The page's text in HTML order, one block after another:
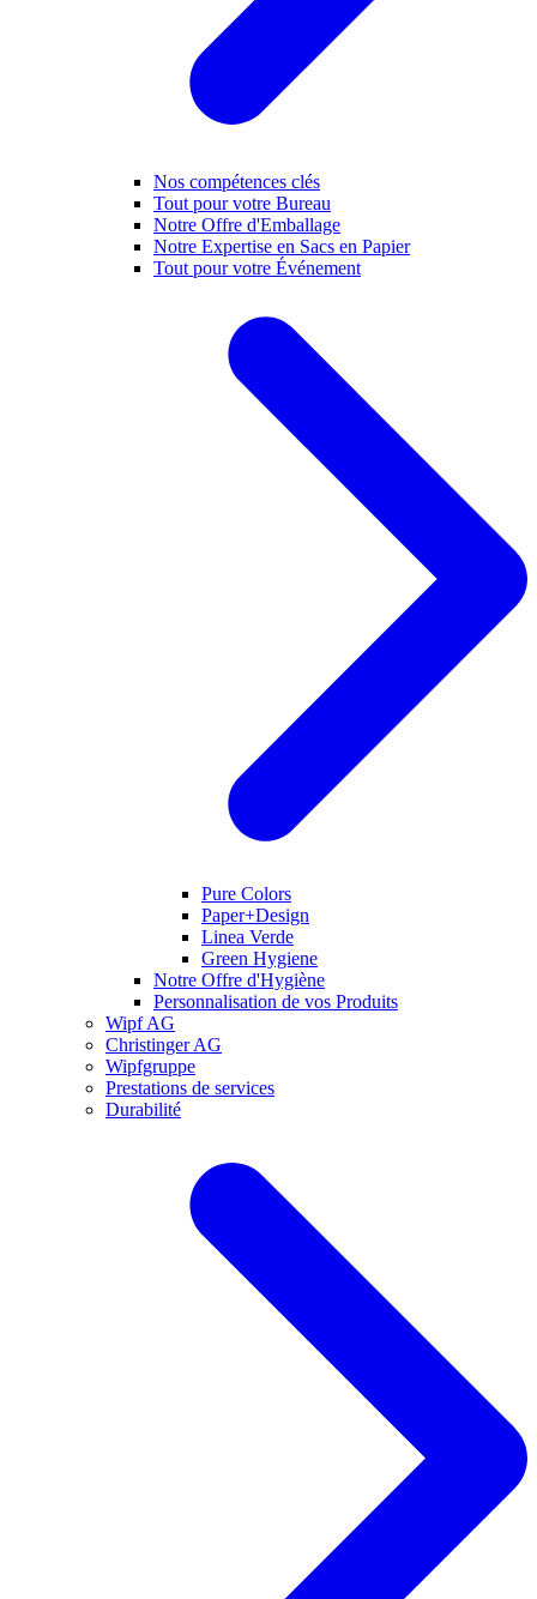
Nos compétences clés
Tout pour votre Bureau
Notre Offre d'Emballage
Notre Expertise en Sacs en Papier
Tout pour votre Événement
Pure Colors
Paper+Design
Linea Verde
Green Hygiene
Notre Offre d'Hygiène
Personnalisation de vos Produits
Wipf AG
Christinger AG
Wipfgruppe
Prestations de services
Durabilité